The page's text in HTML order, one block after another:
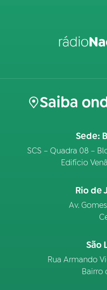
Saiba
Sede:
SCS – Quadra 08 –
Edifício
Rio de
Av.
São
Rua Armando
Bairro